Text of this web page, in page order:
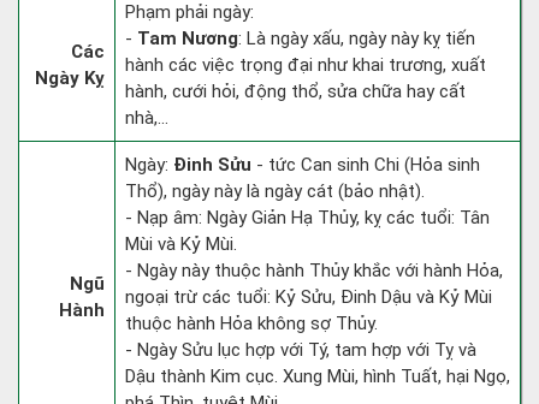
Các
Ngày Kỵ
Phạm phải ngày:
- Tam Nương: Là ngày xấu, ngày này kỵ tiến
hành các việc trọng đại như khai trương, xuất
hành, cưới hỏi, động thổ, sửa chữa hay cất
nhà,...
Ngũ
Hành
Ngày: Đinh Sửu - tức Can sinh Chi (Hỏa sinh
Thổ), ngày này là ngày cát (bảo nhật).
- Nạp âm: Ngày Giản Hạ Thủy, kỵ các tuổi: Tân
Mùi và Kỷ Mùi.
- Ngày này thuộc hành Thủy khắc với hành Hỏa,
ngoại trừ các tuổi: Kỷ Sửu, Đinh Dậu và Kỷ Mùi
thuộc hành Hỏa không sợ Thủy.
- Ngày Sửu lục hợp với Tý, tam hợp với Tỵ và
Dậu thành Kim cục. Xung Mùi, hình Tuất, hại Ngọ,